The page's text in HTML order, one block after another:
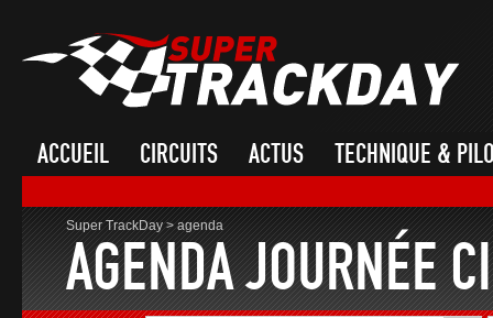
ACCUEIL CIRCUITS ACTUS TECHNIQUE &
Super TrackDay>agenda
AGENDA JOURNÉE